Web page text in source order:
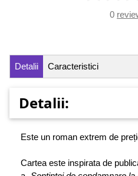
0
Detalii Caracteristici
Detalii:
Este un roman extrem de
Cartea este inspirata de